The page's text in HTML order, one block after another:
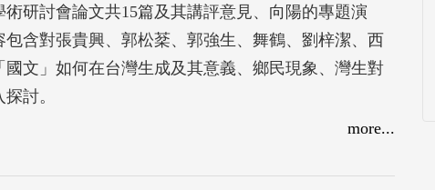
研討會論文共15篇及其講評意見、向陽的專題演
含對張貴興、郭松棻、郭強生、舞鶴、劉梓潔、西
文」如何在台灣生成及其意義、鄉民現象、灣生對
討。
more...